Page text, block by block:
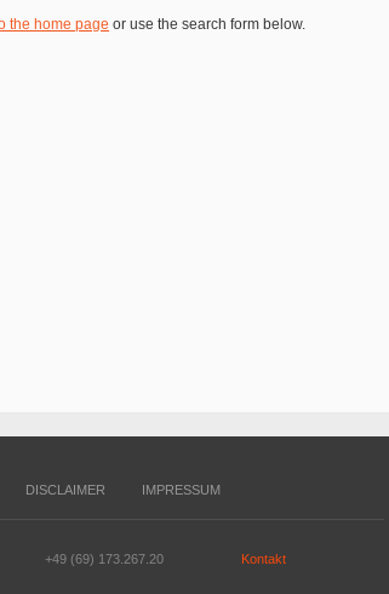
the home page or use the search form below.
DISCLAIMER IMPRESSUM
+49 (69) 173.267.20 Kontakt